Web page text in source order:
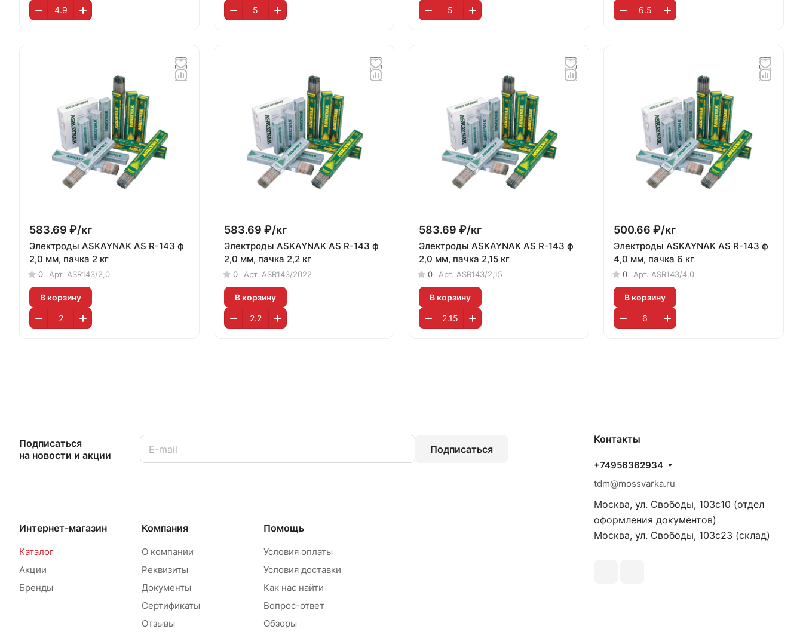
583.69 ₽/кг
Электроды ASKAYNAK AS R-143 ф
2,0 мм, пачка 2 кг
0 Арт. ASR143/2,0
В корзину
583.69 ₽/кг
Электроды ASKAYNAK AS R-143 ф
2,0 мм, пачка 2,2 кг
0 Арт. ASR143/2022
В корзину
583.69 ₽/кг
Электроды ASKAYNAK AS R-143 ф
2,0 мм, пачка 2,15 кг
0 Арт. ASR143/2,15
В корзину
500.66 ₽/кг
Электроды ASKAYNAK AS R-143 ф
4,0 мм, пачка 6 кг
0 Арт. ASR143/4,0
В корзину
Подписаться
на новости и акции
Подписаться
Интернет-магазин
Каталог
Акции
Бренды
Компания
О компании
Реквизиты
Документы
Сертификаты
Отзывы
Помощь
Условия оплаты
Условия доставки
Как нас найти
Вопрос-ответ
Обзоры
Контакты
+74956362934
tdm@mossvarka.ru
Москва, ул. Свободы, 103с10 (отдел
оформления документов)
Москва, ул. Свободы, 103с23 (склад)